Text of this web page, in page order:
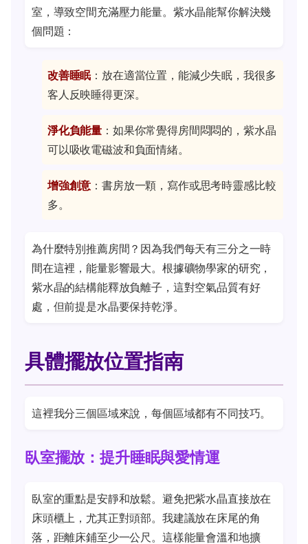
室，導致空間充滿壓力能量。紫水晶能幫你解決幾
個問題：
改善睡眠：放在適當位置，能減少失眠，我很多
客人反映睡得更深。
淨化負能量 ：如果你常覺得房間悶悶的，紫水晶
可以吸收電磁波和負面情緒。
增強創意 ：書房放一顆，寫作或思考時靈感比較
多。
為什麼特別推薦房間？因為我們每天有三分之一時
間在這裡，能量影響最大。根據礦物學家的研究，
紫水晶的結構能釋放負離子，這對空氣品質有好
處，但前提是水晶要保持乾淨。
具體擺放位置指南
這裡我分三個區域來說，每個區域都有不同技巧。
臥室擺放：提升睡眠與愛情運
臥室的重點是安靜和放鬆。避免把紫水晶直接放在
床頭櫃上，尤其正對頭部。我建議放在床尾的角
落，距離床鋪至少一公尺。這樣能量會溫和地擴